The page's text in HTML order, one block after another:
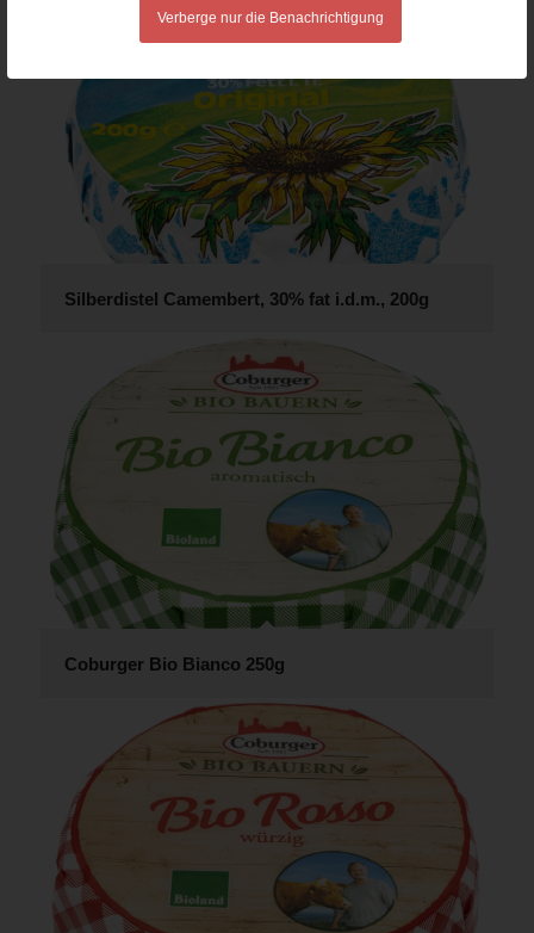
Verberge nur die Benachrichtigung
Silberdistel Camembert, 30% fat i.d.m., 200g
Coburger Bio Bianco 250g